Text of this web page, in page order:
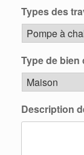
Types des
Type de bien
Description